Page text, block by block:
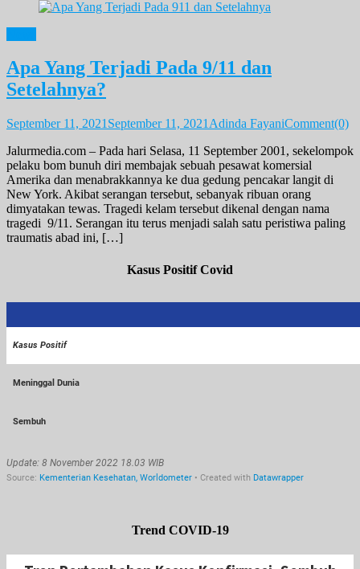
Apa Yang Terjadi Pada 9/11 dan
Setelahnya?
September 11, 2021 September 11, 2021 Adinda FayaniComment(0)
Jalurmedia.com – Pada hari Selasa, 11 September 2001, sekelompok
pelaku bom bunuh diri membajak sebuah pesawat komersial
Amerika dan menabrakkannya ke dua gedung pencakar langit di
New York. Akibat serangan tersebut, sebanyak ribuan orang
dimyatakan tewas. Tragedi kelam tersebut dikenal dengan nama
tragedi 9/11. Serangan itu terus menjadi salah satu peristiwa paling
traumatis abad ini, […]
Kasus Positif Covid
Trend COVID-19